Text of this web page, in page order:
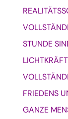
STUNDE
FRIEDENS
GANZE